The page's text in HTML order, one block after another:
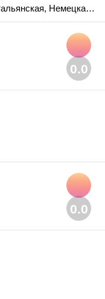
Вегетарианская, Европейская, Итальянская, Немецкая, Русская, Французская
0.0
0.0